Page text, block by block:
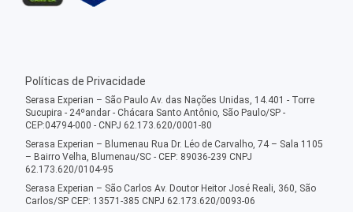
Políticas de Privacidade
Serasa Experian – São Paulo Av. das Nações Unidas, 14.401 - Torre
Sucupira - 24ºandar - Chácara Santo Antônio, São Paulo/SP -
CEP:04794-000 - CNPJ 62.173.620/0001-80
Serasa Experian – Blumenau Rua Dr. Léo de Carvalho, 74 – Sala 1105
– Bairro Velha, Blumenau/SC - CEP: 89036-239 CNPJ
62.173.620/0104-95
Serasa Experian – São Carlos Av. Doutor Heitor José Reali, 360, São
Carlos/SP CEP: 13571-385 CNPJ 62.173.620/0093-06